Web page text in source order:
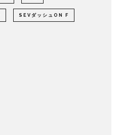
SEVダッシュON F